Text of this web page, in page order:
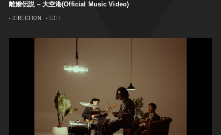
離婚伝説 – 大空港(Official Music Video)
- DIRECTION - EDIT